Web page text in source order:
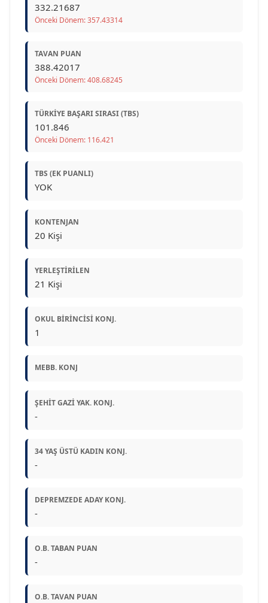
332.21687
Önceki Dönem: 357.43314
TAVAN PUAN
388.42017
Önceki Dönem: 408.68245
TÜRKIYE BAŞARI SIRASI (TBS)
101.846
Önceki Dönem: 116.421
TBS (EK PUANLI)
YOK
KONTENJAN
20 Kişi
YERLEŞTIRILEN
21 Kişi
OKUL BIRINCISI KONJ.
1
MEBB. KONJ
ŞEHIT GAZI YAK. KONJ.
-
34 YAŞ ÜSTÜ KADIN KONJ.
-
DEPREMZEDE ADAY KONJ.
-
O.B. TABAN PUAN
-
O.B. TAVAN PUAN